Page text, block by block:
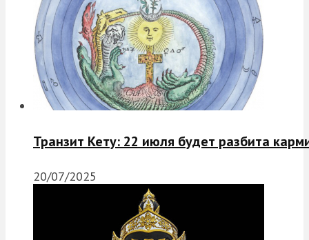
Транзит Кету: 22 июля будет разбита
20/07/2025